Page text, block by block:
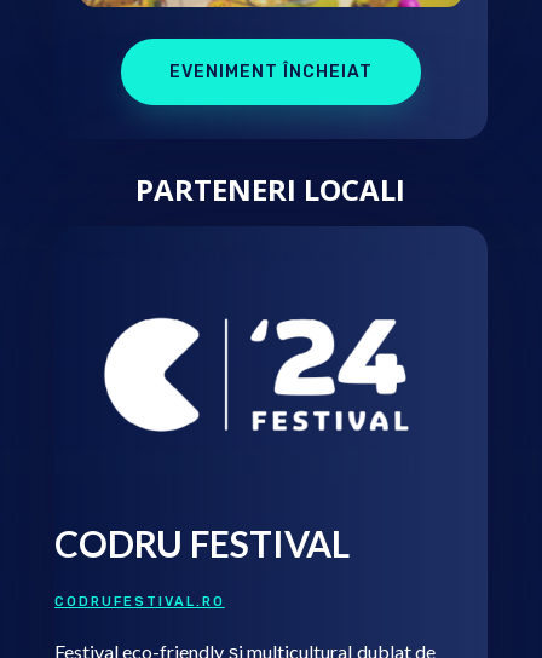
EVENIMENT ÎNCHEIAT
PARTENERI LOCALI
CODRU FESTIVAL
CODRUFESTIVAL.RO
Festival eco-friendly și multicultural dublat de